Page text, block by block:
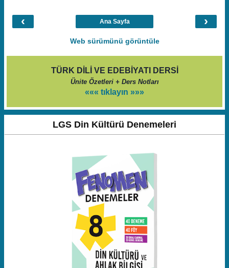
‹ ›
Ana Sayfa
Web sürümünü görüntüle
TÜRK DİLİ VE EDEBİYATI DERSİ
Ünite Özetleri + Ders Notları
««« tıklayın »»»
LGS Din Kültürü Denemeleri